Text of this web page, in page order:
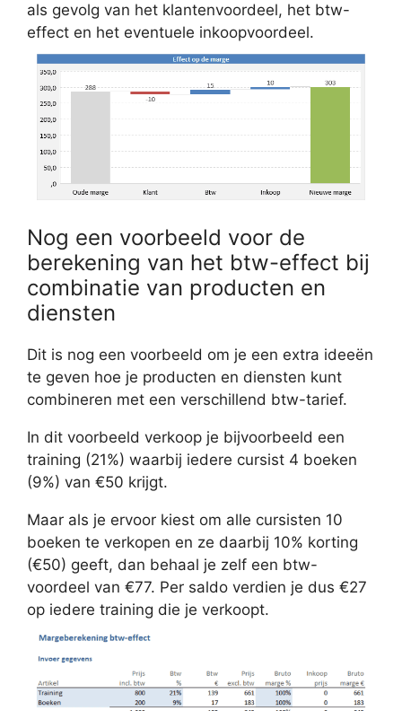
als gevolg van het klantenvoordeel, het btw-
effect en het eventuele inkoopvoordeel.
Nog een voorbeeld voor de
berekening van het btw-effect bij
combinatie van producten en
diensten
Dit is nog een voorbeeld om je een extra ideeën
te geven hoe je producten en diensten kunt
combineren met een verschillend btw-tarief.
In dit voorbeeld verkoop je bijvoorbeeld een
training (21%) waarbij iedere cursist 4 boeken
(9%) van €50 krijgt.
Maar als je ervoor kiest om alle cursisten 10
boeken te verkopen en ze daarbij 10% korting
(€50) geeft, dan behaal je zelf een btw-
voordeel van €77. Per saldo verdien je dus €27
op iedere training die je verkoopt.